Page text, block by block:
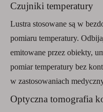
Czujniki temperatury
Lustra stosowane są w
pomiaru temperatury.
emitowane przez obiekty,
pomiar temperatury bez
w zastosowaniach
Optyczna tomografia